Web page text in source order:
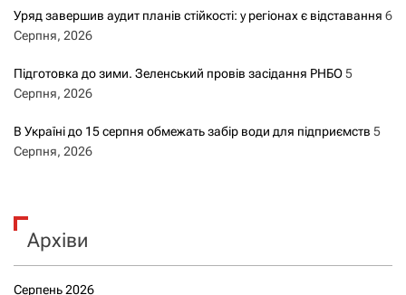
Уряд завершив аудит планів стійкості: у регіонах є відставання 6
Серпня, 2026
Підготовка до зими. Зеленський провів засідання РНБО5
Серпня, 2026
В Україні до 15 серпня обмежать забір води для підприємств 5
Серпня, 2026
Архіви
Серпень 2026